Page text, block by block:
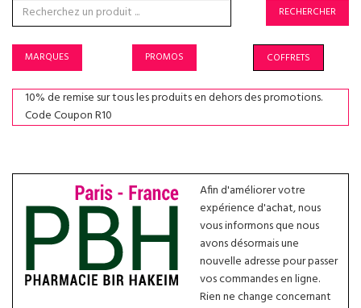
RECHERCHER
MARQUES PROMOS COFFRETS
10% de remise sur tous les produits en dehors des promotions.
Code Coupon R10
Afin d'améliorer votre
expérience d'achat, nous
vous informons que nous
avons désormais une
nouvelle adresse pour passer
vos commandes en ligne.
Rien ne change concernant